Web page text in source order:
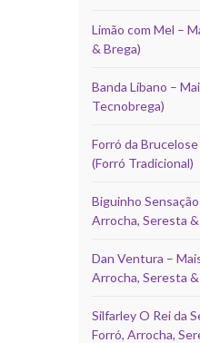
Limão com Mel –
& Brega)
Banda Líbano –
Tecnobrega)
Forró da
(Forró Tradicional)
Biguinho
Arrocha, Seresta
Dan Ventura –
Arrocha, Seresta
Silfarley O Rei da
Forró, Arrocha,